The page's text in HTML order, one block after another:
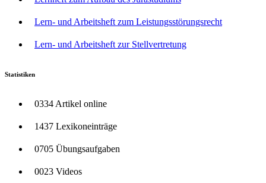
Lern- und Arbeitsheft zum Leistungsstörungsrecht
Lern- und Arbeitsheft zur Stellvertretung
Statistiken
0334 Artikel online
1437 Lexikoneinträge
0705 Übungsaufgaben
0023 Videos